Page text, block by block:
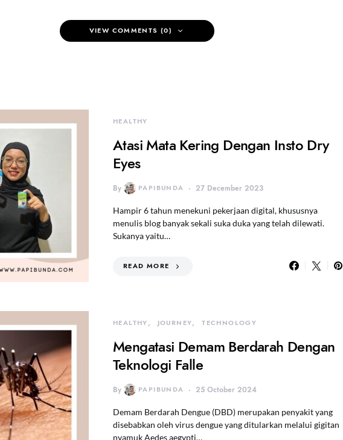
VIEW COMMENTS (0)
HEALTHY
Atasi Mata Kering Dengan Insto Dry
Eyes
By PAPIBUNDA 27 December 2023
Hampir 6 tahun menekuni pekerjaan digital, khususnya
menulis blog banyak sekali suka duka yang telah dilewati.
Sukanya yaitu…
READ MORE
HEALTHY JOURNEY TECHNOLOGY
Mengatasi Demam Berdarah Dengan
Teknologi Falle
By PAPIBUNDA 25 October 2024
Demam Berdarah Dengue (DBD) merupakan penyakit yang
disebabkan oleh virus dengue yang ditularkan melalui gigitan
nyamuk Aedes aegypti…